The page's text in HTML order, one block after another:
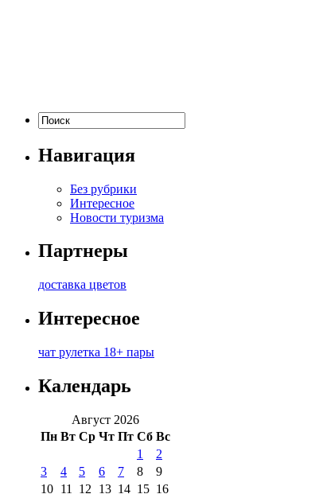
Навигация
Без рубрики
Интересное
Новости туризма
Партнеры
доставка цветов
Интересное
чат рулетка 18+ пары
Календарь
Август 2026
Пн Вт Ср Чт Пт Сб Вс
1
2
3
4 5 6 7 8
9
10 11 12 13 14 15 16